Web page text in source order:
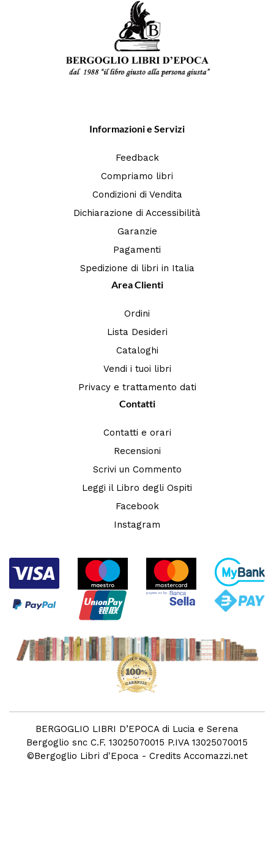
Informazioni e Servizi
Feedback
Compriamo libri
Condizioni di Vendita
Dichiarazione di Accessibilità
Garanzie
Pagamenti
Spedizione di libri in Italia
Area Clienti
Ordini
Lista Desideri
Cataloghi
Vendi i tuoi libri
Privacy e trattamento dati
Contatti
Contatti e orari
Recensioni
Scrivi un Commento
Leggi il Libro degli Ospiti
Facebook
Instagram
BERGOGLIO LIBRI D’EPOCA di Lucia e Serena
Bergoglio snc C.F. 13025070015 P.IVA 13025070015
©Bergoglio Libri d'Epoca - Credits Accomazzi.net